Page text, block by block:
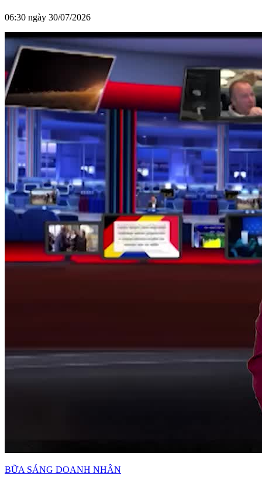
06:30 ngày 30/07/2026
BỮA SÁNG DOANH NHÂN